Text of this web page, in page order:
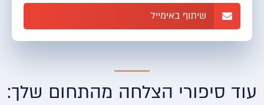
שיתוף באימייל
עוד סיפורי הצלחה מהתחום שלך: